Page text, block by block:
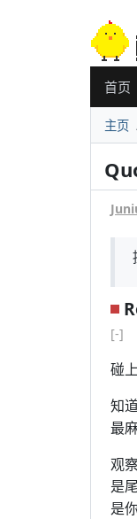
首页
主页
[-]
碰
知
最
观
是
是你